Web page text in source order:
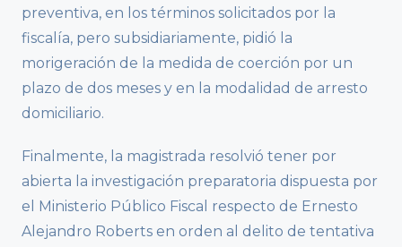
preventiva, en los términos solicitados por la
fiscalía, pero subsidiariamente, pidió la
morigeración de la medida de coerción por un
plazo de dos meses y en la modalidad de arresto
domiciliario.
Finalmente, la magistrada resolvió tener por
abierta la investigación preparatoria dispuesta por
el Ministerio Público Fiscal respecto de Ernesto
Alejandro Roberts en orden al delito de tentativa